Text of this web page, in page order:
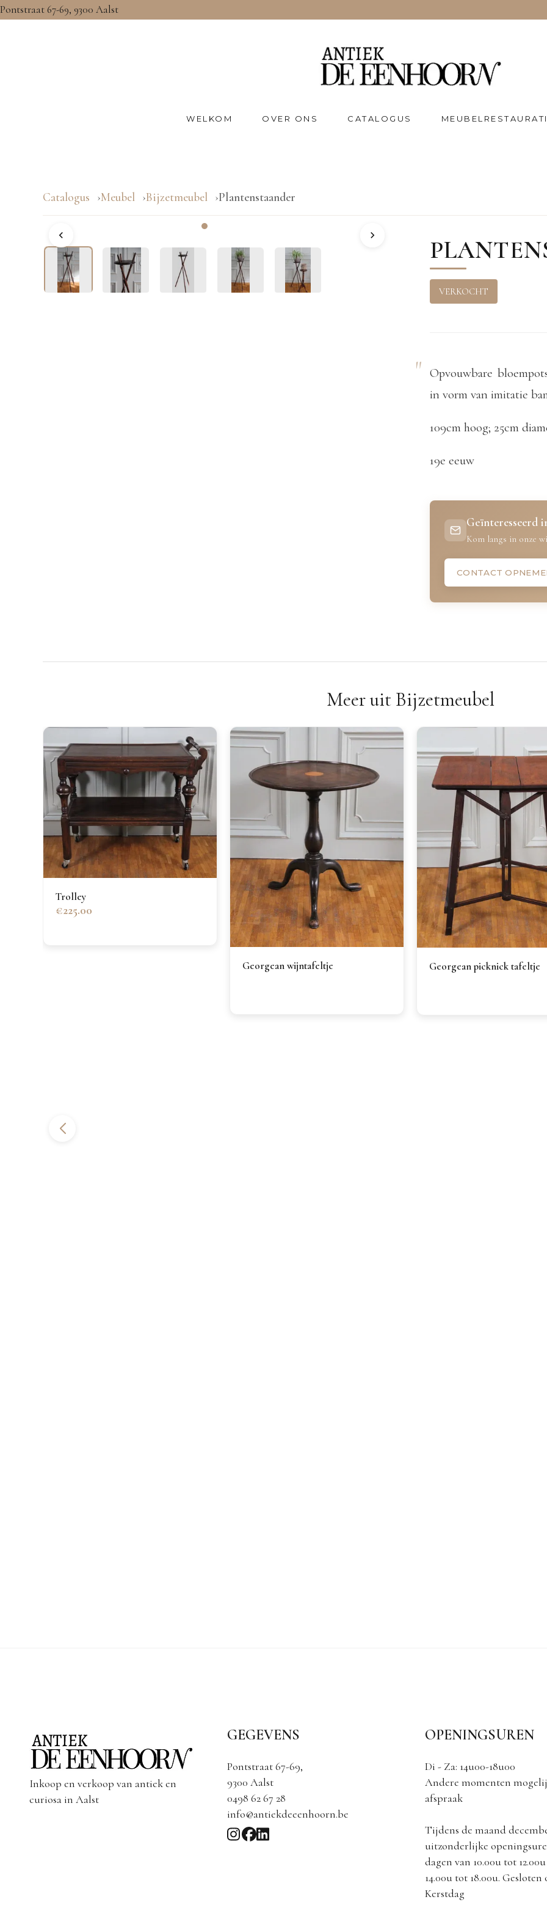
Pontstraat 67-69, 9300 Aalst
WELKOM OVER ONS CATALOGUS
Catalogus Meubel Bijzetmeubel Plantenstaander
VERKOCHT
Opvouwbare
in vorm van imitatie
109cm hoog; 25cm
19e eeuw
Geïnteresseerd
Kom langs in onze
CONTACT
Meer uit Bijzetmeubel
Trolley
€225.00
Georgean wijntafeltje Georgean picknick tafeltje
Inkoop en verkoop van antiek en
curiosa in Aalst
GEGEVENS
Pontstraat 67-69,
9300 Aalst
0498 62 67 28
info@antiekdeeenhoorn.be
OPENINGSUREN
Di - Za: 14u00-18u00
Andere momenten
afspraak
Tijdens de maand
uitzonderlijke
dagen van 10.00u tot
14.00u tot 18.00u. Gesloten
Kerstdag